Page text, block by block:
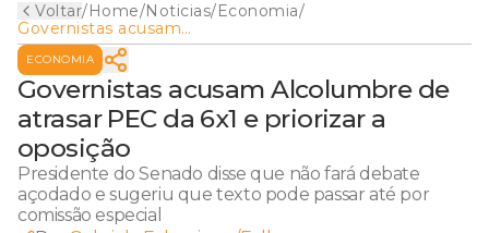
Voltar/Home/Noticias/Economia/
Governistas acusam
Alcolumbre de atrasar PEC
da 6x1 e priorizar a oposição
ECONOMIA
Governistas acusam Alcolumbre de
atrasar PEC da 6x1 e priorizar a
oposição
Presidente do Senado disse que não fará debate
açodado e sugeriu que texto pode passar até por
comissão especial